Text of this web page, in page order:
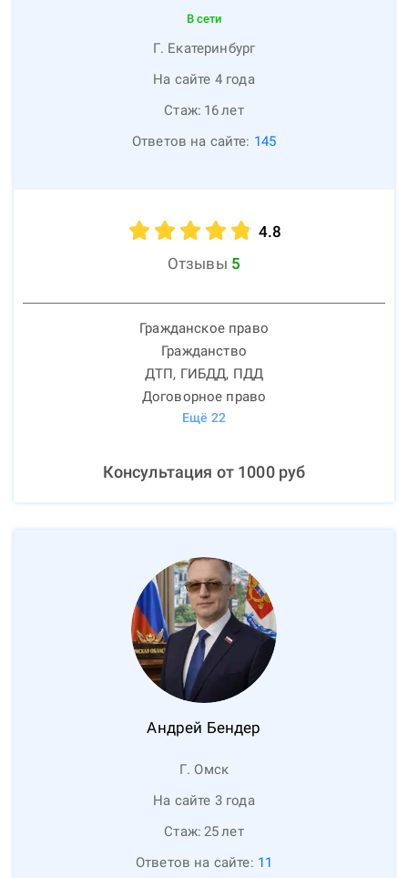
В сети
Г. Екатеринбург
На сайте 4 года
Стаж: 16лет
Ответов на сайте: 145
4.8
Отзывы 5
Гражданское право
Гражданство
ДТП, ГИБДД, ПДД
Договорное право
Ещё 22
Консультация от 1000руб
Андрей Бендер
Г. Омск
На сайте 3 года
Стаж: 25лет
Ответов на сайте: 11